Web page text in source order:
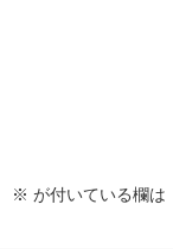
※ が付いている欄は